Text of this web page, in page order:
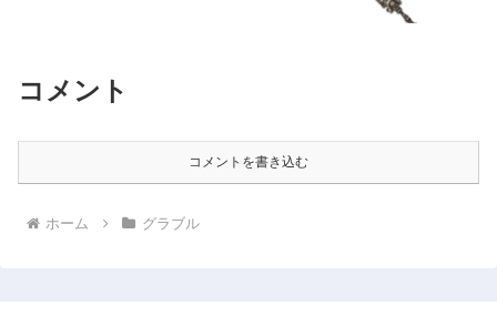
コメント
コメントを書き込む
ホーム グラブル